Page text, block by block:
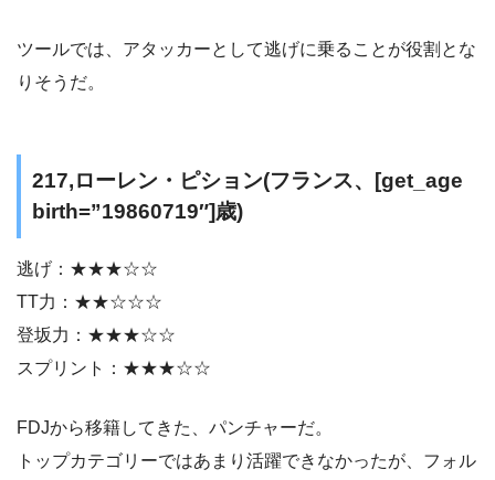
ツールでは、アタッカーとして逃げに乗ることが役割とな
りそうだ。
217,ローレン・ピション(フランス、[get_age
birth=”19860719″]歳)
逃げ：★★★☆☆
TT力：★★☆☆☆
登坂力：★★★☆☆
スプリント：★★★☆☆
FDJから移籍してきた、パンチャーだ。
トップカテゴリーではあまり活躍できなかったが、フォル